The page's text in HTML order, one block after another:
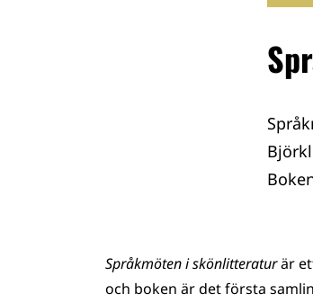
Språkmöten i skönlitteraturär
och boken är det första